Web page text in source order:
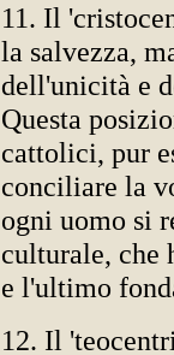
11. Il
la salvezza,
dell'unicità e
Questa
cattolici, pur
conciliare la
ogni uomo si
culturale, che
e l'ultimo
12. Il